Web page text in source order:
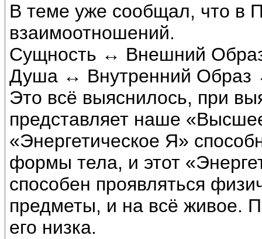
В теме уже сообщал, что в
взаимоотношений.
Сущность ↔ Внешний
Душа ↔ Внутренний Образ
Это всё выяснилось, при
представляет наше
«Энергетическое Я»
формы тела, и этот
способен проявляться
предметы, и на всё живое.
его низка.